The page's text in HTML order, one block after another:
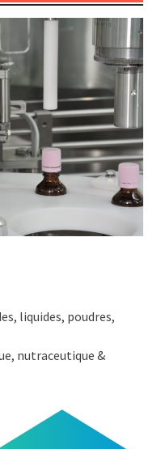
liquides, poudres,
nutraceutique &